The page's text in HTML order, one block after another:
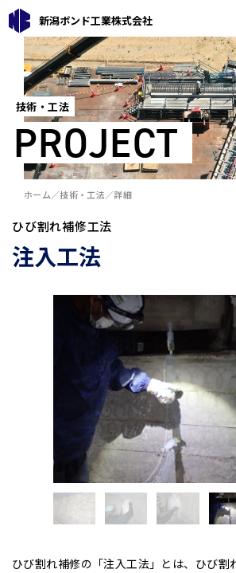
新潟ボンド工業株式会社
技術・工法
PROJECT
ホーム 技術・工法 詳細
ひび割れ補修工法
注入工法
ひび割れ補修の「注入工法」とは、ひび割